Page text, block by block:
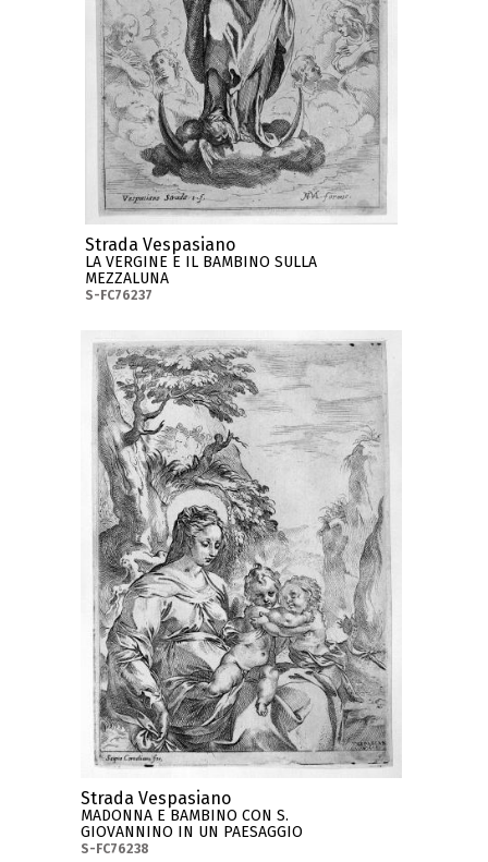
Strada Vespasiano
LA VERGINE E IL BAMBINO SULLA
MEZZALUNA
S-FC76237
Strada Vespasiano
MADONNA E BAMBINO CON S.
GIOVANNINO IN UN PAESAGGIO
S-FC76238